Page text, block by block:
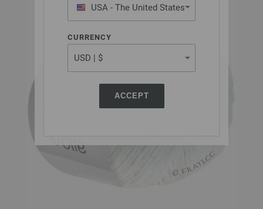
USA - The United States
of America
CURRENCY
ACCEPT